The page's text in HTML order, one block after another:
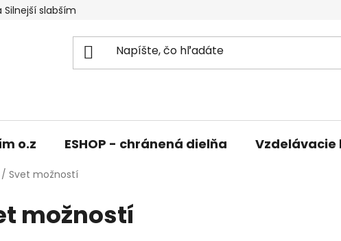
slabším
o.z ESHOP - chránená dielňa Vzdelávacie
/ Svet možností
možností